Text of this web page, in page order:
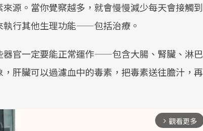
源。當你覺察越多，就會慢慢減少每天會接觸到
執行其他生理功能——包括治療。
器官一定要能正常運作——包含大腸、腎臟、淋巴
肝臟可以過濾血中的毒素，把毒素送往膽汁，再
arrow_forward_ios 觀看更多
療院所的服務，更是民眾了解自身健康
狀況、啟動健康管理的重要起點。